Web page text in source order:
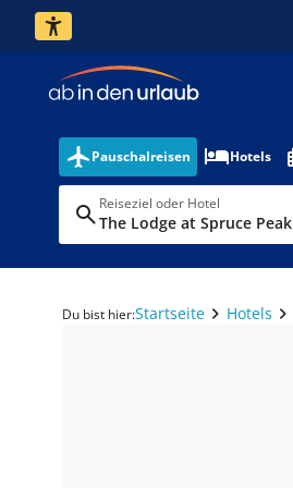
Pauschalreisen Hotels
Reiseziel oder Hotel
The Lodge at Spruce Peak
Du bist hier:Startseite Hotels